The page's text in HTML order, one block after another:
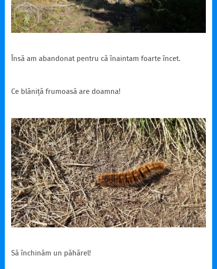
Însă am abandonat pentru că înaintam foarte încet.
Ce blăniță frumoasă are doamna!
Să închinăm un păhărel!